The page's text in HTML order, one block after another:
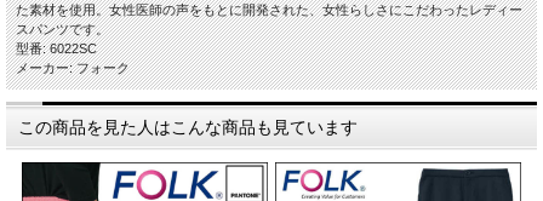
た素材を使用。女性医師の声をもとに開発された、女性らしさにこだわったレディー
スパンツです。
型番: 6022SC
メーカー: フォーク
この商品を見た人はこんな商品も見ています